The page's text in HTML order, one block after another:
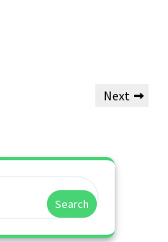
Next
Search